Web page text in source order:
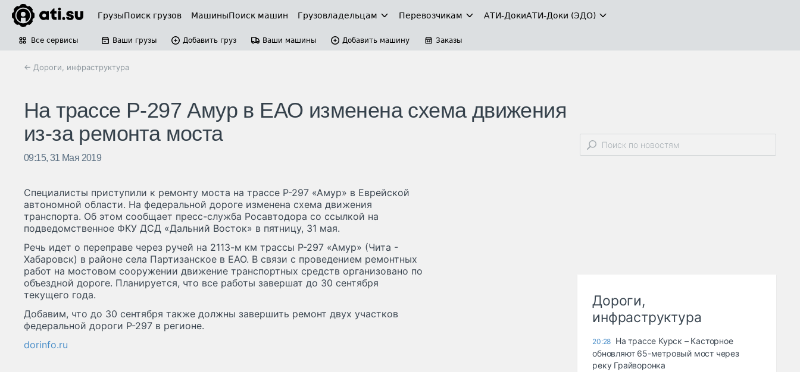
ГрузыПоиск грузов МашиныПоиск машин Грузовладельцам Перевозчикам АТИ-ДокиАТИ-Доки (ЭДО)
Все сервисы Ваши грузы Добавить груз Ваши машины Добавить машину Заказы
← Дороги, инфраструктура
На трассе Р-297 Амур в ЕАО изменена схема движения
из-за ремонта моста
09:15, 31 Мая 2019
Специалисты приступили к ремонту моста на трассе Р-297 «Амур» в Еврейской
автономной области. На федеральной дороге изменена схема движения
транспорта. Об этом сообщает пресс-служба Росавтодора со ссылкой на
подведомственное ФКУ ДСД «Дальний Восток» в пятницу, 31 мая.
Речь идет о переправе через ручей на 2113-м км трассы Р-297 «Амур» (Чита -
Хабаровск) в районе села Партизанское в ЕАО. В связи с проведением ремонтных
работ на мостовом сооружении движение транспортных средств организовано по
объездной дороге. Планируется, что все работы завершат до 30 сентября
текущего года.
Добавим, что до 30 сентября также должны завершить ремонт двух участков
федеральной дороги Р-297 в регионе.
dorinfo.ru
Дороги,
инфраструктура
20:28 На трассе Курск – Касторное
обновляют 65-метровый мост через
реку Грайворонка